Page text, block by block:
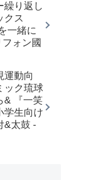
繰り返し
クス
一緒に
ォン國
運動向
ック琉球
& 『一笑
生向け
&太鼓 -